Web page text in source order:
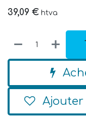
39,09 € htva
Ajouter